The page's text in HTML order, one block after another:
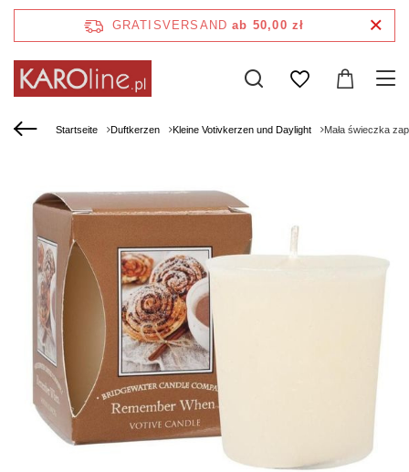
GRATISVERSAND ab 50,00 zł
Startseite Duftkerzen Kleine Votivkerzen und Daylight Mała świeczka